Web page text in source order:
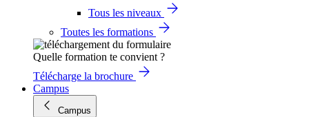
Tous les niveaux
Toutes les formations
Quelle formation te convient ?
Télécharge la brochure
Campus
Campus